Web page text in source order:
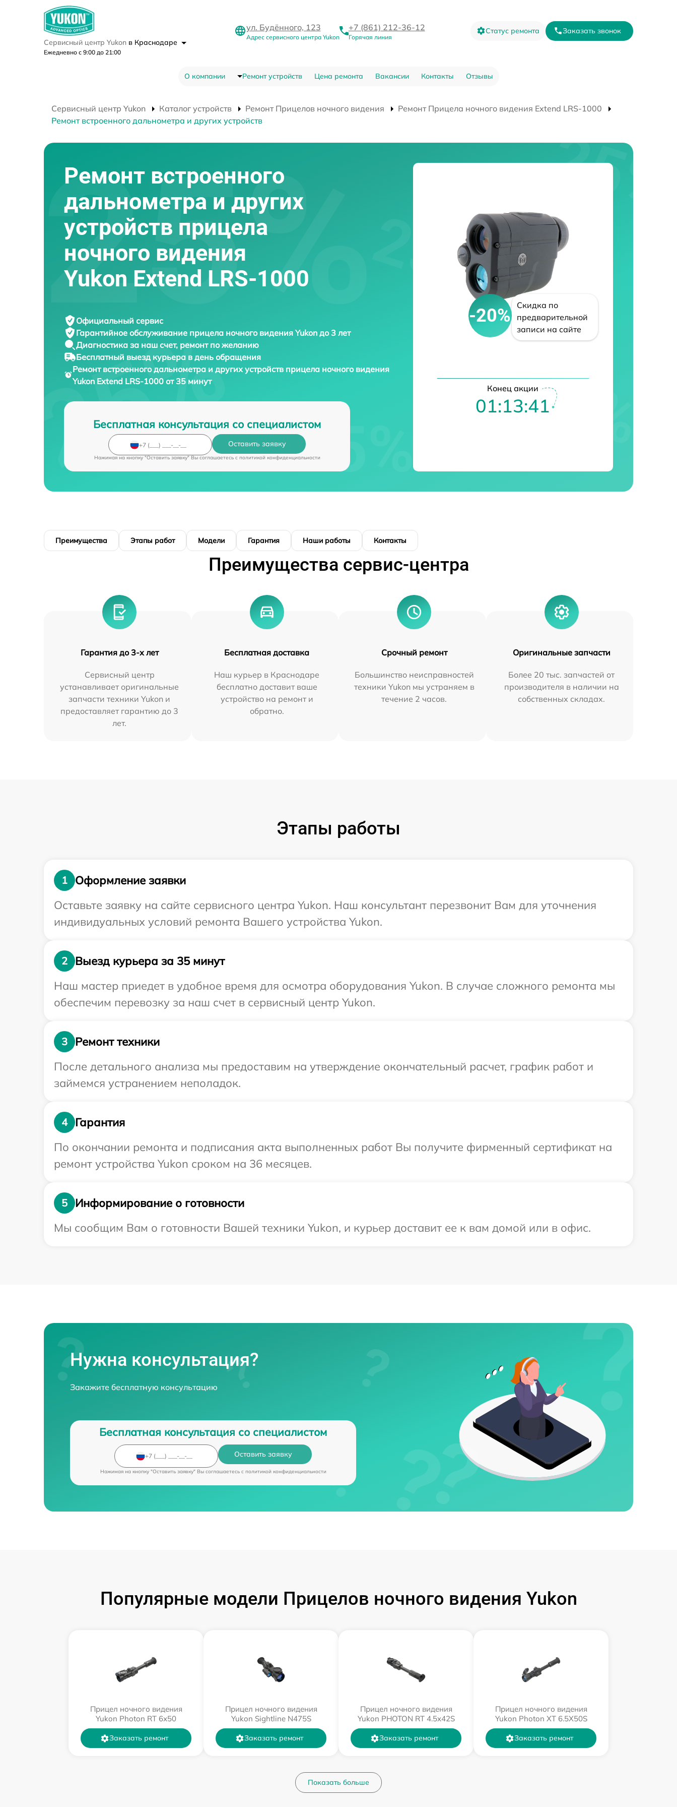
Сервисный центр Yukon в Краснодаре
Ежедневно с 9:00 до 21:00
ул. Будённого, 123
Адрес сервисного центра Yukon
+7 (861) 212-36-12
Горячая линия
Статус ремонта Заказать звонок
О компании Ремонт устройств Цена ремонта Вакансии Контакты Отзывы
Сервисный центр Yukon Каталог устройств Ремонт Прицелов ночного видения
Ремонт Прицела ночного видения Extend LRS-1000
Ремонт встроенного дальнометра и других устройств
Ремонт встроенного
дальнометра и других
устройств прицела
ночного видения
Yukon Extend LRS-1000
Официальный сервис
Гарантийное обслуживание прицела ночного видения Yukon до 3 лет
Диагностика за наш счет, ремонт по желанию
Бесплатный выезд курьера в день обращения
Ремонт встроенного дальнометра и других устройств прицела ночного видения
Yukon Extend LRS-1000 от 35 минут
Бесплатная консультация со специалистом
Оставить заявку
Нажимая на кнопку "Оставить заявку" Вы соглашаетесь c политикой конфиденциальности
-20%
Скидка по
предварительной
записи на сайте
Конец акции
01:13:40
Преимущества Этапы работ Модели Гарантия Наши работы Контакты
Преимущества сервис-центра
Гарантия до 3-х лет
Сервисный центр
устанавливает оригинальные
запчасти техники Yukon и
предоставляет гарантию до 3
лет.
Бесплатная доставка
Наш курьер в Краснодаре
бесплатно доставит ваше
устройство на ремонт и
обратно.
Срочный ремонт
Большинство неисправностей
техники Yukon мы устраняем в
течение 2 часов.
Оригинальные запчасти
Более 20 тыс. запчастей от
производителя в наличии на
собственных складах.
Этапы работы
1
Оформление заявки
Оставьте заявку на сайте сервисного центра Yukon. Наш консультант перезвонит Вам для уточнения
индивидуальных условий ремонта Вашего устройства Yukon.
2
Выезд курьера за 35 минут
Наш мастер приедет в удобное время для осмотра оборудования Yukon. В случае сложного ремонта мы
обеспечим перевозку за наш счет в сервисный центр Yukon.
3
Ремонт техники
После детального анализа мы предоставим на утверждение окончательный расчет, график работ и
займемся устранением неполадок.
4
Гарантия
По окончании ремонта и подписания акта выполненных работ Вы получите фирменный сертификат на
ремонт устройства Yukon сроком на 36 месяцев.
5
Информирование о готовности
Мы сообщим Вам о готовности Вашей техники Yukon, и курьер доставит ее к вам домой или в офис.
Нужна консультация?
Закажите бесплатную консультацию
Бесплатная консультация со специалистом
Оставить заявку
Нажимая на кнопку "Оставить заявку" Вы соглашаетесь c политикой конфиденциальности
Популярные модели Прицелов ночного видения Yukon
Прицел ночного видения
Yukon Photon RT 6х50
Заказать ремонт
Прицел ночного видения
Yukon Sightline N475S
Заказать ремонт
Прицел ночного видения
Yukon PHOTON RT 4.5x42S
Заказать ремонт
Прицел ночного видения
Yukon Photon XT 6.5X50S
Заказать ремонт
Показать больше